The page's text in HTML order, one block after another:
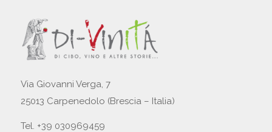
Via Giovanni Verga, 7
25013 Carpenedolo (Brescia – Italia)
Tel. +39 030969459